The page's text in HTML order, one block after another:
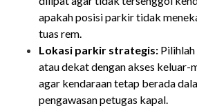
apakah posisi parkir tidak
tuas rem.
Lokasi parkir strategis:
atau dekat dengan akses keluar-
agar kendaraan tetap berada
pengawasan petugas kapal.